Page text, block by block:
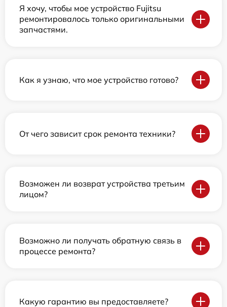
Я хочу, чтобы мое устройство Fujitsu
ремонтировалось только оригинальными
запчастями.
Как я узнаю, что мое устройство готово?
От чего зависит срок ремонта техники?
Возможен ли возврат устройства третьим
лицом?
Возможно ли получать обратную связь в
процессе ремонта?
Какую гарантию вы предоставляете?